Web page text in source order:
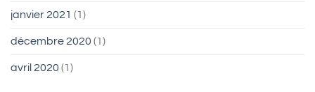
janvier 2021 (1)
décembre 2020 (1)
avril 2020 (1)